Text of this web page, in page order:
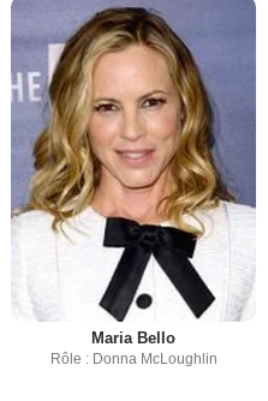
Maria Bello
Rôle : Donna McLoughlin